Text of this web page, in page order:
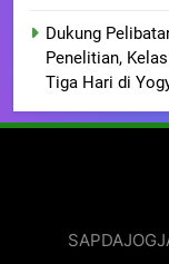
Dukung
Penelitian,
Tiga Hari di